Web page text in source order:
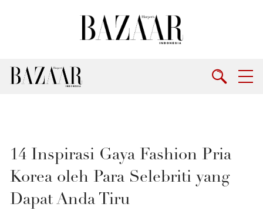
14 Inspirasi Gaya Fashion Pria
Korea oleh Para Selebriti yang
Dapat Anda Tiru